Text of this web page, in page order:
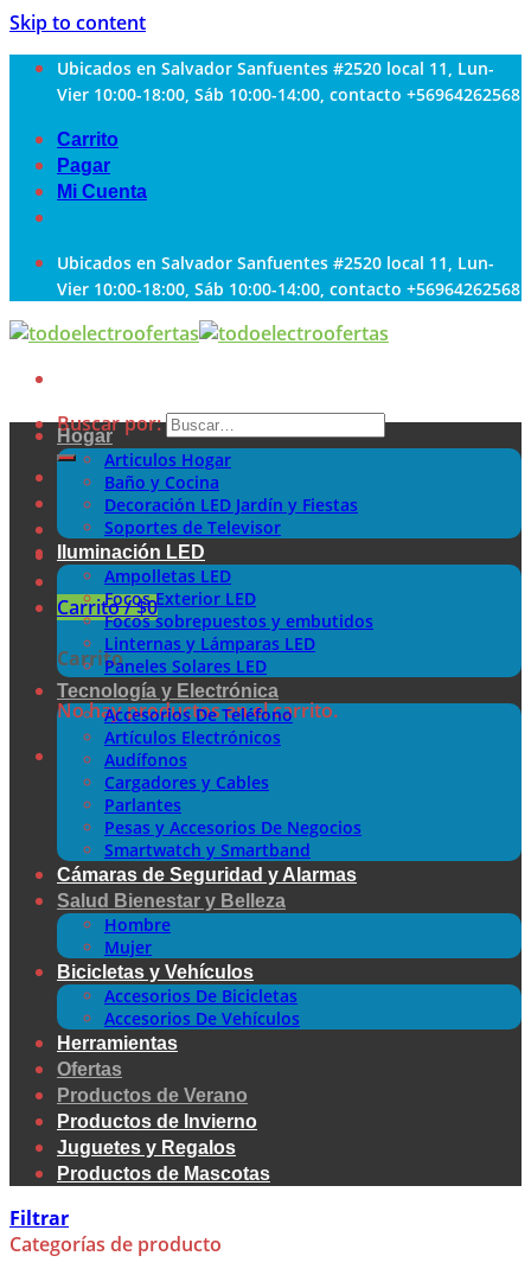
Skip to content
Ubicados en Salvador Sanfuentes #2520 local 11, Lun-
Vier 10:00-18:00, Sáb 10:00-14:00, contacto +56964262568
Carrito
Pagar
Mi Cuenta
Ubicados en Salvador Sanfuentes #2520 local 11, Lun-
Vier 10:00-18:00, Sáb 10:00-14:00, contacto +56964262568
Buscar por:
Carrito /$0
Carrito
No hay productos en el carrito.
Hogar
Articulos Hogar
Baño y Cocina
Decoración LED Jardín y Fiestas
Soportes de Televisor
Iluminación LED
Ampolletas LED
Focos Exterior LED
Focos sobrepuestos y embutidos
Linternas y Lámparas LED
Paneles Solares LED
Tecnología y Electrónica
Accesorios De Teléfono
Artículos Electrónicos
Audífonos
Cargadores y Cables
Parlantes
Pesas y Accesorios De Negocios
Smartwatch y Smartband
Cámaras de Seguridad y Alarmas
Salud Bienestar y Belleza
Hombre
Mujer
Bicicletas y Vehículos
Accesorios De Bicicletas
Accesorios De Vehículos
Herramientas
Ofertas
Productos de Verano
Productos de Invierno
Juguetes y Regalos
Productos de Mascotas
Filtrar
Categorías de producto